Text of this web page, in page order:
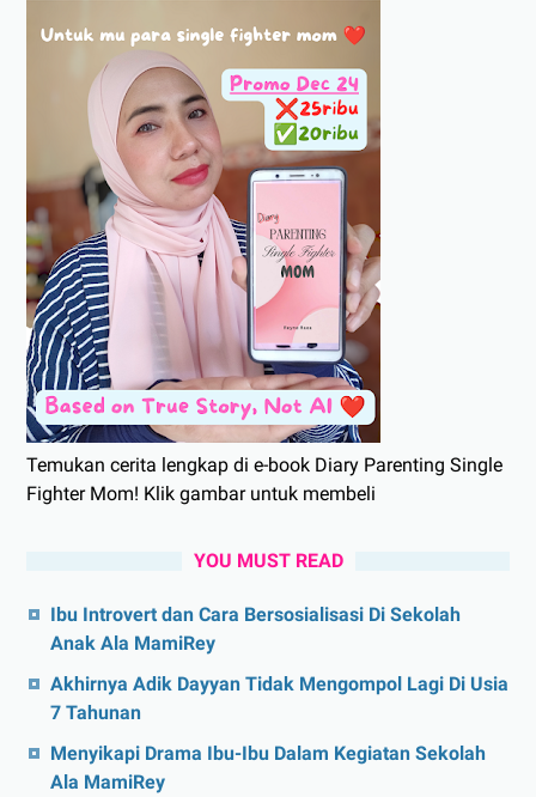
Temukan cerita lengkap di e-book Diary Parenting Single
Fighter Mom! Klik gambar untuk membeli
YOU MUST READ
Ibu Introvert dan Cara Bersosialisasi Di Sekolah
Anak Ala MamiRey
Akhirnya Adik Dayyan Tidak Mengompol Lagi Di Usia
7 Tahunan
Menyikapi Drama Ibu-Ibu Dalam Kegiatan Sekolah
Ala MamiRey